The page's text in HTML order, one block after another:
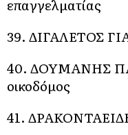
επαγγελματίας
39. ΔΙΓΑΛΕΤΟΣ
40. ΔΟΥΜΑΝΗΣ
οικοδόμος
41.